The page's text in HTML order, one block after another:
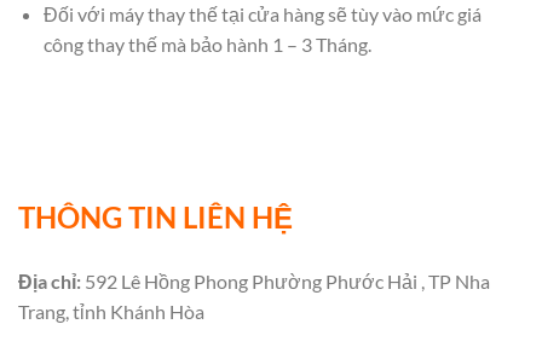
Đối với máy thay thế tại cửa hàng sẽ tùy vào mức giá
công thay thế mà bảo hành 1 – 3 Tháng.
THÔNG TIN LIÊN HỆ
Địa chỉ: 592 Lê Hồng Phong Phường Phước Hải , TP Nha
Trang, tỉnh Khánh Hòa